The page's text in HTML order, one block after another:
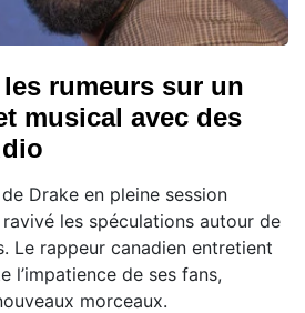
rumeurs sur un
musical avec des
Drake en pleine session
les spéculations autour de
Le rappeur canadien entretient
l’impatience de ses fans,
morceaux.